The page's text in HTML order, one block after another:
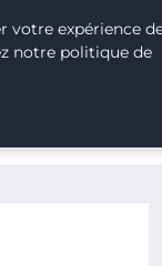
CONTENU AUDIO
votre expérience
notre politique de